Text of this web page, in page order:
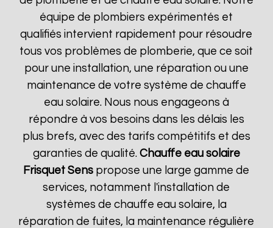
équipe de plombiers expérimentés et
qualifiés intervient rapidement pour résoudre
tous vos problèmes de plomberie, que ce soit
pour une installation, une réparation ou une
maintenance de votre système de chauffe
eau solaire. Nous nous engageons à
répondre à vos besoins dans les délais les
plus brefs, avec des tarifs compétitifs et des
garanties de qualité. Chauffe eau solaire
Frisquet Sens propose une large gamme de
services, notamment l'installation de
systèmes de chauffe eau solaire, la
réparation de fuites, la maintenance régulière